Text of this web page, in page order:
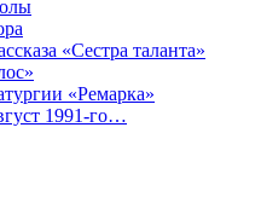
«Сестра таланта»
«Ремарка»
1991-го…